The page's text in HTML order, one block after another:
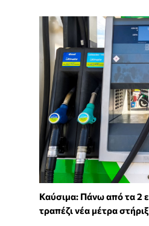
Καύσιμα: Πάνω από τα 2
τραπέζι νέα μέτρα